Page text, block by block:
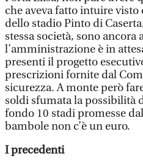
che aveva fatto intuire
dello stadio Pinto di
stessa società, sono ancora
l’amministrazione è in
presenti il progetto
prescrizioni fornite dal
sicurezza. A monte però
soldi sfumata la possibilità
fondo 10 stadi promesse
bambole non c’è un euro.
I precedenti